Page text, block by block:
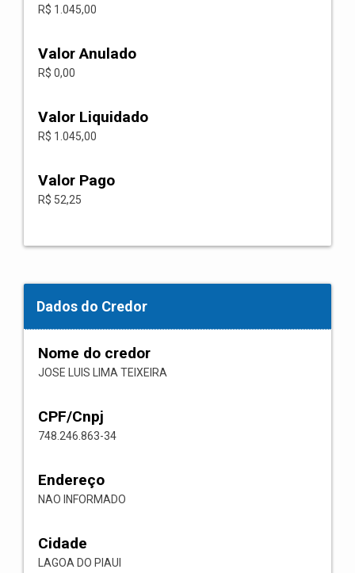
R$ 1.045,00
Valor Anulado
R$ 0,00
Valor Liquidado
R$ 1.045,00
Valor Pago
R$ 52,25
Dados do Credor
Nome do credor
JOSE LUIS LIMA TEIXEIRA
CPF/Cnpj
748.246.863-34
Endereço
NAO INFORMADO
Cidade
LAGOA DO PIAUI